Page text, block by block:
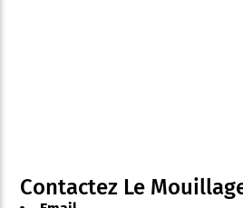
Contactez Le